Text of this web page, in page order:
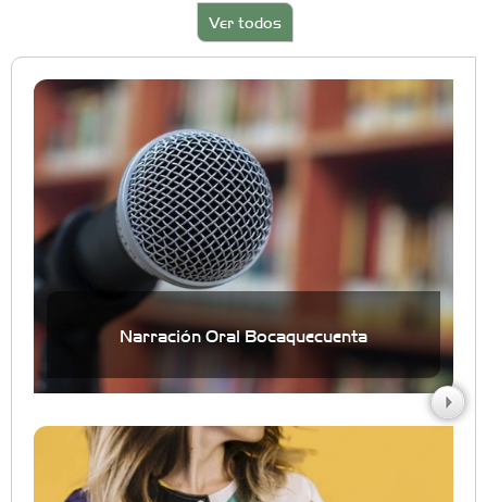
Ver todos
Narración Oral Bocaquecuenta